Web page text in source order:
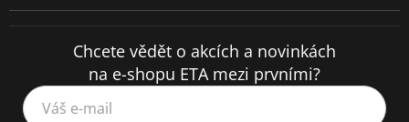
Chcete vědět o akcích a novinkách
na e-shopu ETA mezi prvními?
Váš e-mail